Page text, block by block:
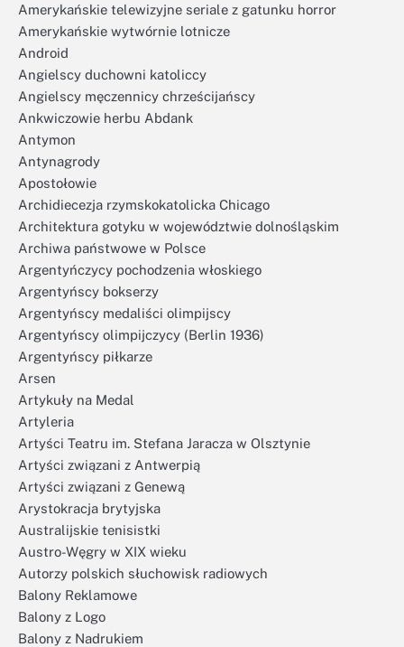
Amerykańskie telewizyjne seriale z gatunku horror
Amerykańskie wytwórnie lotnicze
Android
Angielscy duchowni katoliccy
Angielscy męczennicy chrześcijańscy
Ankwiczowie herbu Abdank
Antymon
Antynagrody
Apostołowie
Archidiecezja rzymskokatolicka Chicago
Architektura gotyku w województwie dolnośląskim
Archiwa państwowe w Polsce
Argentyńczycy pochodzenia włoskiego
Argentyńscy bokserzy
Argentyńscy medaliści olimpijscy
Argentyńscy olimpijczycy (Berlin 1936)
Argentyńscy piłkarze
Arsen
Artykuły na Medal
Artyleria
Artyści Teatru im. Stefana Jaracza w Olsztynie
Artyści związani z Antwerpią
Artyści związani z Genewą
Arystokracja brytyjska
Australijskie tenisistki
Austro-Węgry w XIX wieku
Autorzy polskich słuchowisk radiowych
Balony Reklamowe
Balony z Logo
Balony z Nadrukiem